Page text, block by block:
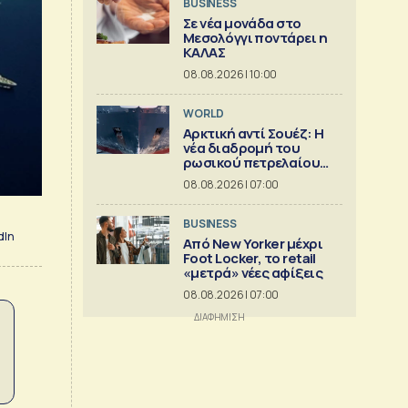
BUSINESS
Σε νέα μονάδα στο
Μεσολόγγι ποντάρει η
ΚΑΛΑΣ
08.08.2026 | 10:00
WORLD
Αρκτική αντί Σουέζ: Η
νέα διαδρομή του
ρωσικού πετρελαίου
[Γράφημα]
08.08.2026 | 07:00
BUSINESS
Από New Yorker μέχρι
Foot Locker, το retail
«μετρά» νέες αφίξεις
08.08.2026 | 07:00